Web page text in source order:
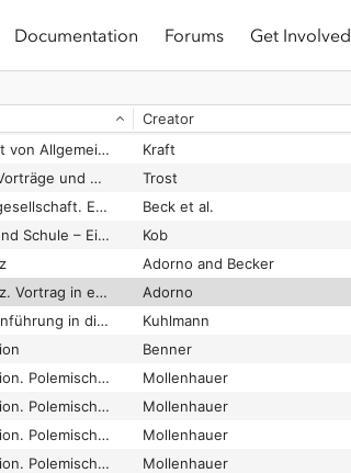
Documentation Forums Get Involved
Creator
Kraft
Erziehung im Schnittpunkt von Allgemeiner Pädagogik und Sozialpädagogik
Kraft
Erziehung im Wandel. 12 Vorträge und Abhandlungen zur Pädagogik der Gegenwart
Trost
Erziehung in der Klassengesellschaft. Einführung in die Soziologie der Erziehung
Beck et al.
Erziehung in Elternhaus und Schule – Eine soziologische Studie
Kob
Adorno and Becker
Erziehung nach Auschwitz. Vortrag in einer Sendereihe des Hessischen Rundfunks 1966
Adorno
Erziehung und Bildung. Einführung in die Geschichte und Aktualität pädagogischer Theorien
Kuhlmann
Benner
Erziehung und Emanzipation. Polemische Skizzen
Mollenhauer
Erziehung und Emanzipation. Polemische Skizzen
Mollenhauer
Erziehung und Emanzipation. Polemische Skizzen
Mollenhauer
Erziehung und Emanzipation. Polemische Skizzen
Mollenhauer